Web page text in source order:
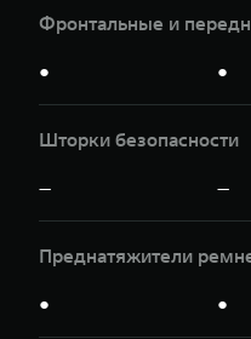
Фронтальные и
● ●
Шторки безопасности
— —
Преднатяжители
● ●